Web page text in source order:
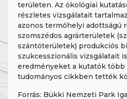
területen. Az ökológiai
részletes vizsgálatait
azonos termőhelyi adottságú
szomszédos agrárterületek
szántóterületek) produkciós
szukcesszionális vizsgálatait
eredményeket a kutatók több
tudományos cikkben tették
Forrás: Bükki Nemzeti Park